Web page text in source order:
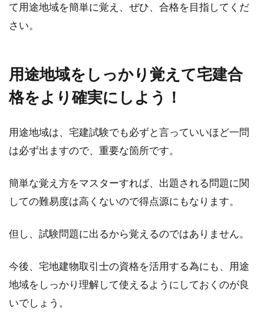
て用途地域を簡単に覚え、ぜひ、合格を目指してくだ
さい。
用途地域をしっかり覚えて宅建合
格をより確実にしよう！
用途地域は、宅建試験でも必ずと言っていいほど一問
は必ず出ますので、重要な箇所です。
簡単な覚え方をマスターすれば、出題される問題に関
しての難易度は高くないので得点源にもなります。
但し、試験問題に出るから覚えるのではありません。
今後、宅地建物取引士の資格を活用する為にも、用途
地域をしっかり理解して使えるようにしておくのが良
いでしょう。